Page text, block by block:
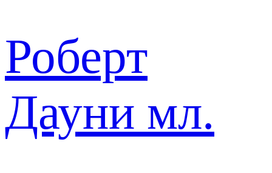
Роберт
Дауни мл.